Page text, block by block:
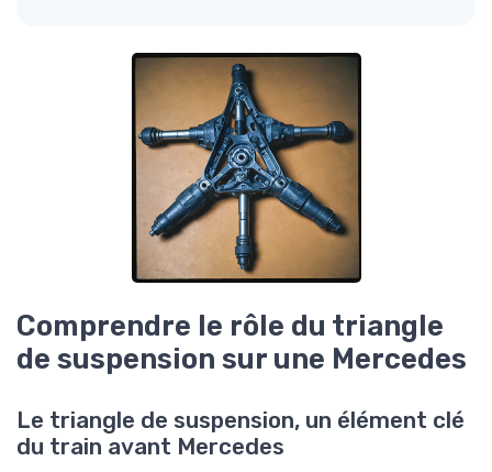
Comprendre le rôle du triangle
de suspension sur une Mercedes
Le triangle de suspension, un élément clé
du train avant Mercedes